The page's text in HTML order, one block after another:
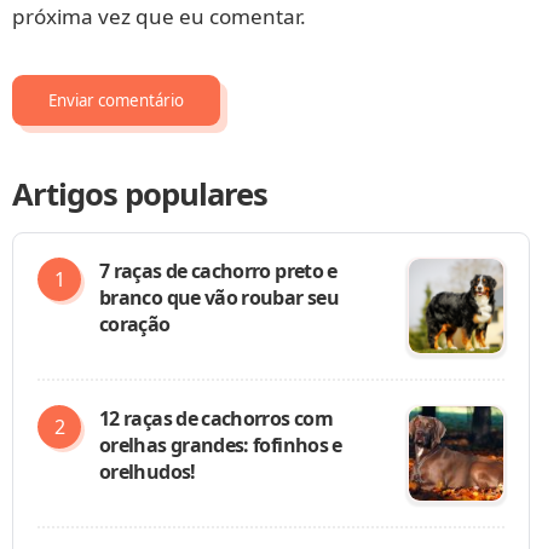
próxima vez que eu comentar.
Artigos populares
7 raças de cachorro preto e
branco que vão roubar seu
coração
12 raças de cachorros com
orelhas grandes: fofinhos e
orelhudos!